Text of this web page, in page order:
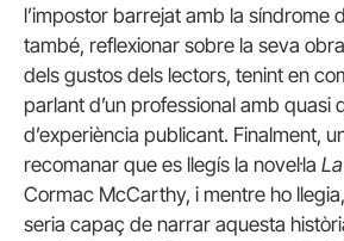
l’impostor barrejat amb la síndrome
també, reflexionar sobre la seva
dels gustos dels lectors, tenint en
parlant d’un professional amb quasi
d’experiència publicant. Finalment,
recomanar que es llegís la novel·la
Cormac McCarthy, i mentre ho
seria capaç de narrar aquesta